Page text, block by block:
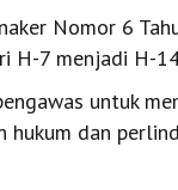
Nomor 6
H-7 menjadi H-
untuk
dan